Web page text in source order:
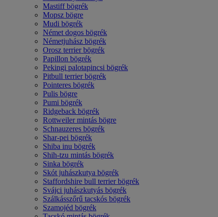
Mastiff bögrék
Mopsz bögre
Mudi bögrék
Német dogos bögrék
Németjuhász bögrék
Orosz terrier bögrék
Papillon bögrék
Pekingi palotapincsi bögrék
Pitbull terrier bögrék
Pointeres bögrék
Pulis bögre
Pumi bögrék
Ridgeback bögrék
Rottweiler mintás bögre
Schnauzeres bögrék
Shar-pei bögrék
Shiba inu bögrék
Shih-tzu mintás bögrék
Sinka bögrék
Skót juhászkutya bögrék
Staffordshire bull terrier bögrék
Svájci juhászkutyás bögrék
Szálkásszőrű tacskós bögrék
Szamojéd bögrék